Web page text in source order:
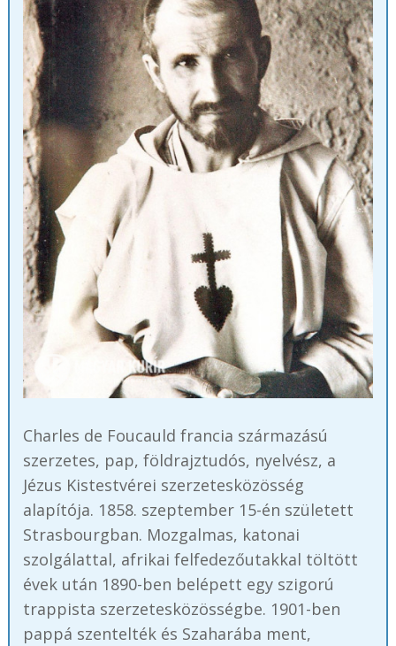
Charles de Foucauld francia származású
szerzetes, pap, földrajztudós, nyelvész, a
Jézus Kistestvérei szerzetesközösség
alapítója. 1858. szeptember 15-én született
Strasbourgban. Mozgalmas, katonai
szolgálattal, afrikai felfedezőutakkal töltött
évek után 1890-ben belépett egy szigorú
trappista szerzetesközösségbe. 1901-ben
pappá szentelték és Szaharába ment,